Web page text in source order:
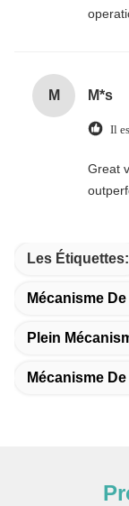
M M*s
Il
Great
Les Étiquettes:
Mécanisme
Plein
Mécanisme